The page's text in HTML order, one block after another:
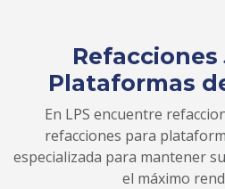
Refacciones
Plataformas
En LPS encuentre
refacciones para
especializada para mantener
el máximo